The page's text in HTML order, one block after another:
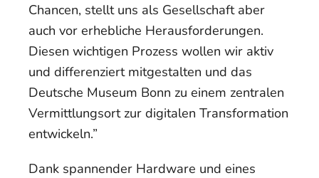
Chancen, stellt uns als Gesellschaft aber
auch vor erhebliche Herausforderungen.
Diesen wichtigen Prozess wollen wir aktiv
und differenziert mitgestalten und das
Deutsche Museum Bonn zu einem zentralen
Vermittlungsort zur digitalen Transformation
entwickeln.”
Dank spannender Hardware und eines